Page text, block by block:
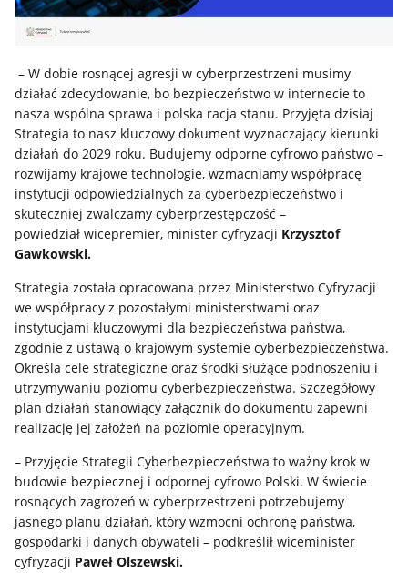
– W dobie rosnącej agresji w cyberprzestrzeni musimy
działać zdecydowanie, bo bezpieczeństwo w internecie to
nasza wspólna sprawa i polska racja stanu. Przyjęta dzisiaj
Strategia to nasz kluczowy dokument wyznaczający kierunki
działań do 2029 roku. Budujemy odporne cyfrowo państwo –
rozwijamy krajowe technologie, wzmacniamy współpracę
instytucji odpowiedzialnych za cyberbezpieczeństwo i
skuteczniej zwalczamy cyberprzestępczość –
powiedział wicepremier, minister cyfryzacji Krzysztof
Gawkowski.
Strategia została opracowana przez Ministerstwo Cyfryzacji
we współpracy z pozostałymi ministerstwami oraz
instytucjami kluczowymi dla bezpieczeństwa państwa,
zgodnie z ustawą o krajowym systemie cyberbezpieczeństwa.
Określa cele strategiczne oraz środki służące podnoszeniu i
utrzymywaniu poziomu cyberbezpieczeństwa. Szczegółowy
plan działań stanowiący załącznik do dokumentu zapewni
realizację jej założeń na poziomie operacyjnym.
– Przyjęcie Strategii Cyberbezpieczeństwa to ważny krok w
budowie bezpiecznej i odpornej cyfrowo Polski. W świecie
rosnących zagrożeń w cyberprzestrzeni potrzebujemy
jasnego planu działań, który wzmocni ochronę państwa,
gospodarki i danych obywateli – podkreślił wiceminister
cyfryzacji Paweł Olszewski.